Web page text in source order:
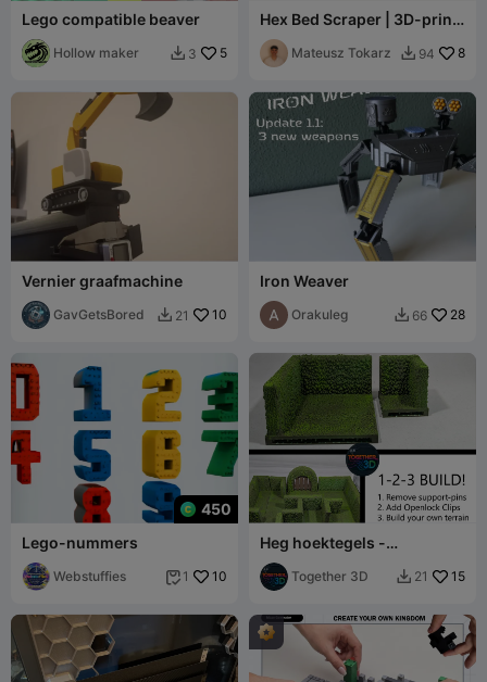
Lego compatible beaver
Hollow maker  3 5
Hex Bed Scraper | 3D-print
verwijderhulp
Mateusz Tokarz  94 8
Vernier graafmachine
GavGetsBored  21 10
Iron Weaver
Orakuleg  66 28
450
Lego-nummers
Webstuffies  1 10
Heg hoektegels -
OpenLOCK-systeem
Together 3D  21 15